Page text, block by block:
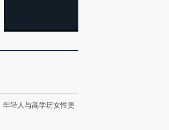
年轻人与高学历女性更